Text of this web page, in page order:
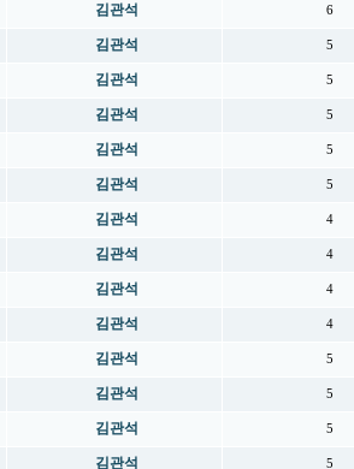
김관석 6
김관석 5
김관석 5
김관석 5
김관석 5
김관석 5
김관석 4
김관석 4
김관석 4
김관석 4
김관석 5
김관석 5
김관석 5
김관석 5